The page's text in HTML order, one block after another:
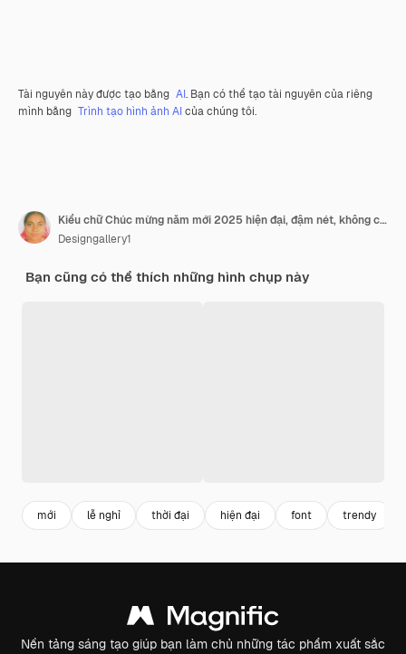
Tài nguyên này được tạo bằng AI. Bạn có thể tạo tài nguyên của riêng
mình bằng Trình tạo hình ảnh AIcủa chúng tôi.
Kiểu chữ Chúc mừng năm mới 2025 hiện đại, đậm nét, không chân, thiết kế sạch sẽ và chuyên nghiệp
Designgallery1
Bạn cũng có thể thích những hình chụp này
mới lễ nghỉ thời đại hiện đại font trendy
Nền tảng sáng tạo giúp bạn làm chủ những tác phẩm xuất sắc